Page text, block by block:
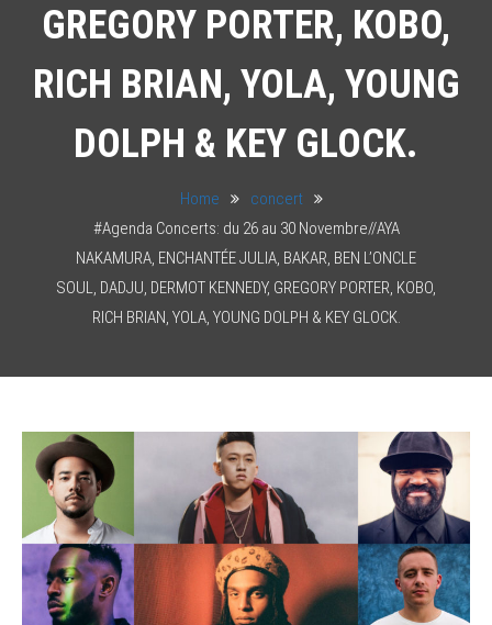
GREGORY PORTER, KOBO,
RICH BRIAN, YOLA, YOUNG
DOLPH & KEY GLOCK.
Home
concert
#Agenda Concerts: du 26 au 30 Novembre//AYA
NAKAMURA, ENCHANTÉE JULIA, BAKAR, BEN L’ONCLE
SOUL, DADJU, DERMOT KENNEDY, GREGORY PORTER, KOBO,
RICH BRIAN, YOLA, YOUNG DOLPH & KEY GLOCK.